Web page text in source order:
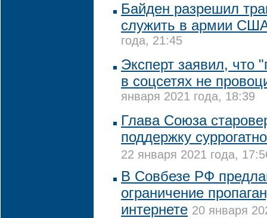
Байден разрешил
служить в армии
года, 21:45
Эксперт заявил, что
в соцсетях не
января 2021 года, 18:39
Глава Союза
поддержку
22 января 2021 года,
В Совбезе РФ
ограничение
интернете 20 января